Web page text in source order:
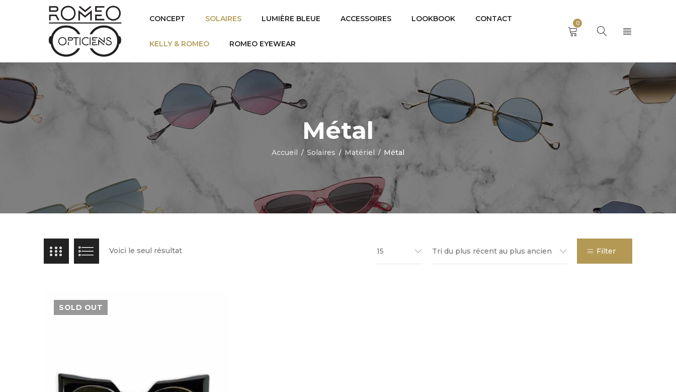
CONCEPT SOLAIRES LUMIÈRE BLEUE ACCESSOIRES LOOKBOOK CONTACT
KELLY & ROMEO ROMEO EYEWEAR
0
Métal
Accueil / Solaires / Matériel / Métal
Voici le seul résultat Filter
Tri du plus récent au plus ancien
15
SOLD OUT